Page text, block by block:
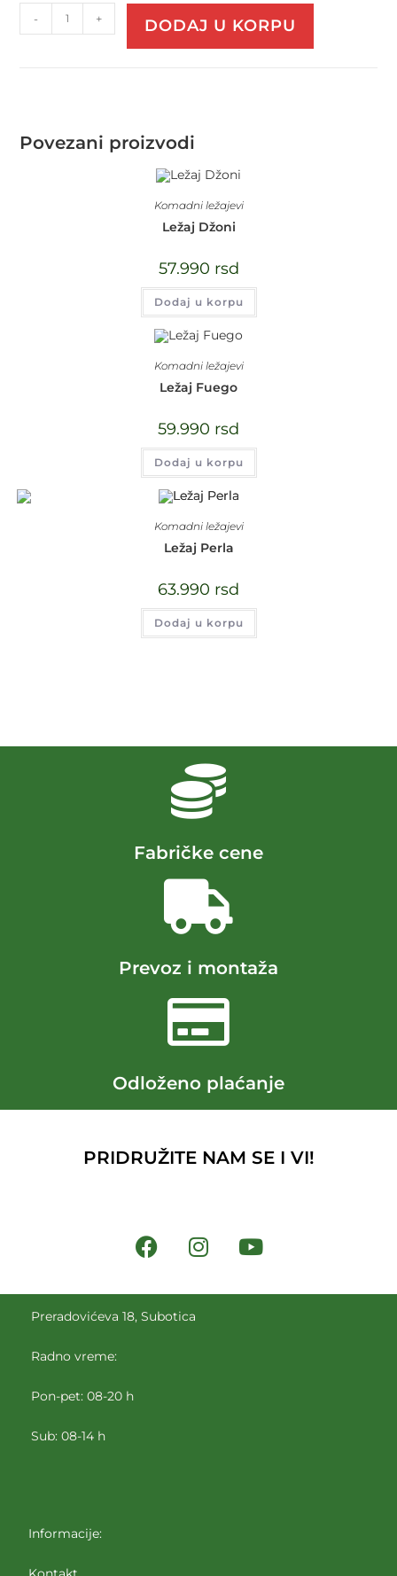
- + DODAJ U KORPU
Povezani proizvodi
Komadni ležajevi
Ležaj Džoni
57.990 rsd
Dodaj u korpu
Komadni ležajevi
Ležaj Fuego
59.990 rsd
Dodaj u korpu
Komadni ležajevi
Ležaj Perla
63.990 rsd
Dodaj u korpu
Fabričke cene
Prevoz i montaža
Odloženo plaćanje
PRIDRUŽITE NAM SE I VI!
Preradovićeva 18, Subotica
Radno vreme:
Pon-pet: 08-20 h
Sub: 08-14 h
Informacije: